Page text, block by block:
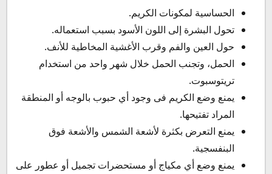
الحساسية لمكونات الكريم.
تحول البشرة إلى اللون الأسود بسبب استعماله.
حول العين والفم وقرب الأغشية المخاطية للأنف.
الحمل، وتجنب الحمل خلال شهر واحد من استخدام
تريتوسبوت.
يمنع وضع الكريم فى وجود أي حبوب بالوجه أو المنطقة
المراد تفتيحها.
يمنع التعرض بكثرة لأشعة الشمس والأشعة فوق
البنفسجية.
يمنع وضع أي مكياج أو مستحضرات تجميل أو عطور على